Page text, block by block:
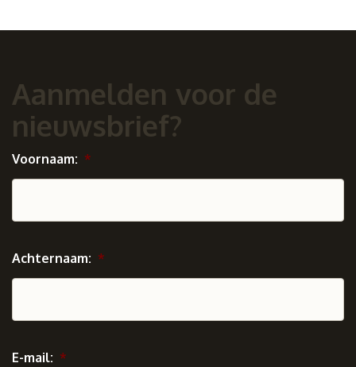
Aanmelden voor de
nieuwsbrief?
Voornaam: *
Achternaam: *
E-mail: *